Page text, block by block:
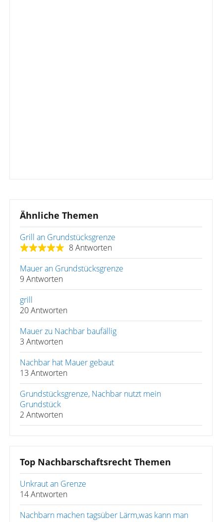
Ähnliche Themen
Grill an Grundstücksgrenze
8 Antworten
Mauer an Grundstücksgrenze
9 Antworten
grill
20 Antworten
Mauer zu Nachbar baufällig
3 Antworten
Nachbar hat Mauer gebaut
13 Antworten
Grundstücksgrenze, Nachbar nutzt mein
Grundstück
2 Antworten
Top Nachbarschaftsrecht Themen
Unkraut an Grenze
14 Antworten
Nachbarn machen tagsüber Lärm,was kann man